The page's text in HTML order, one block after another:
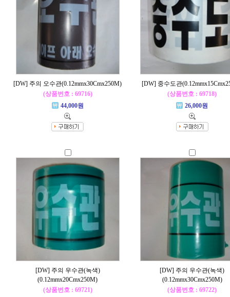
[DW] 주의 오수관(0.12mmx30Cmx250M)
(상품번호 : 69716)
44,000원
[DW] 중수도관
(상품번호 : 69718)
26,000원
[DW] 주의 우수관(녹색)
(0.12mmx20Cmx250M)
(상품번호 : 69721)
[DW] 주의 우수관(녹색)
(0.12mmx30Cmx250M)
(상품번호 : 69722)